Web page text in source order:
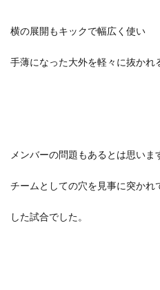
横の展開もキックで幅広く使い
手薄になった大外を軽々に抜かれ
メンバーの問題もあるとは思いま
チームとしての穴を見事に突かれ
した試合でした。